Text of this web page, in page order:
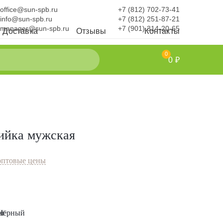
office@sun-spb.ru
info@sun-spb.ru
manager@sun-spb.ru
+7 (812) 702-73-41
+7 (812) 251-87-21
+7 (901) 314-20-65
Доставка Отзывы Контакты
0
0 ₽
мужская
цены